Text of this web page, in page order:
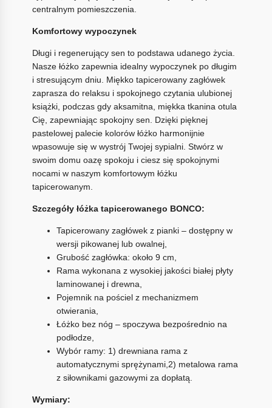
centralnym pomieszczenia.
Komfortowy wypoczynek
Długi i regenerujący sen to podstawa udanego życia.
Nasze łóżko zapewnia idealny wypoczynek po długim
i stresującym dniu. Miękko tapicerowany zagłówek
zaprasza do relaksu i spokojnego czytania ulubionej
książki, podczas gdy aksamitna, miękka tkanina otula
Cię, zapewniając spokojny sen. Dzięki pięknej
pastelowej palecie kolorów łóżko harmonijnie
wpasowuje się w wystrój Twojej sypialni. Stwórz w
swoim domu oazę spokoju i ciesz się spokojnymi
nocami w naszym komfortowym łóżku
tapicerowanym.
Szczegóły łóżka tapicerowanego BONCO:
Tapicerowany zagłówek z pianki – dostępny w
wersji pikowanej lub owalnej,
Grubość zagłówka: około 9 cm,
Rama wykonana z wysokiej jakości białej płyty
laminowanej i drewna,
Pojemnik na pościel z mechanizmem
otwierania,
Łóżko bez nóg – spoczywa bezpośrednio na
podłodze,
Wybór ramy: 1) drewniana rama z
automatycznymi sprężynami,2) metalowa rama
z siłownikami gazowymi za dopłatą.
Wymiary: